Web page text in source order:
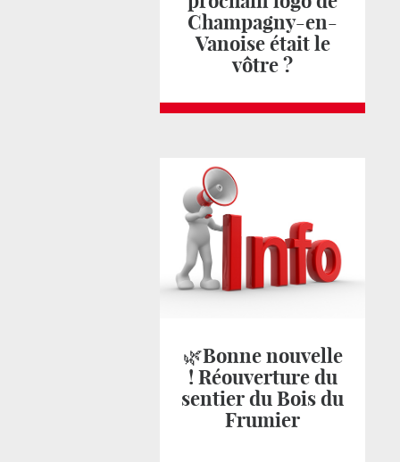
Champagny-en-
Vanoise était le
vôtre ?
🌿Bonne nouvelle
! Réouverture du
sentier du Bois du
Frumier